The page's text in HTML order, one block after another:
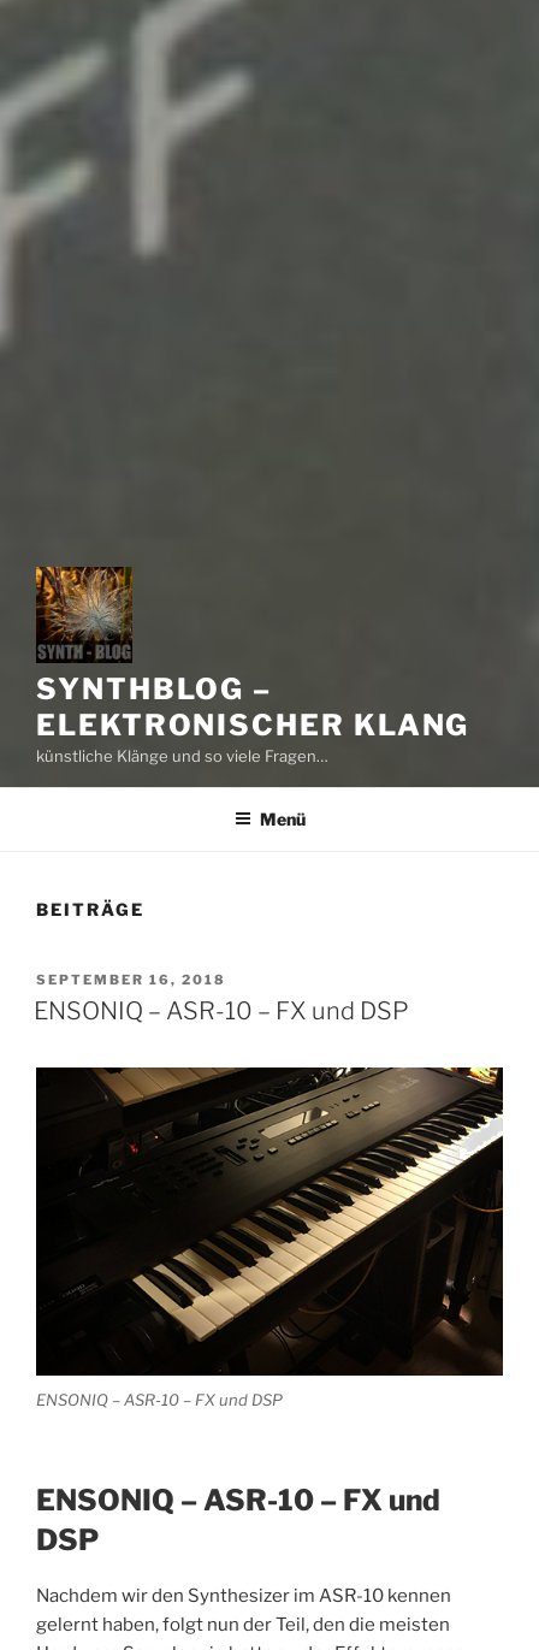
SYNTHBLOG –
ELEKTRONISCHER KLANG
künstliche Klänge und so viele Fragen…
Menü
BEITRÄGE
VERÖFFENTLICHT
AM
SEPTEMBER 16, 2018
ENSONIQ – ASR-10 – FX und DSP
ENSONIQ – ASR-10 – FX und DSP
ENSONIQ – ASR-10 – FX und
DSP
Nachdem wir den Synthesizer im ASR-10 kennen
gelernt haben, folgt nun der Teil, den die meisten